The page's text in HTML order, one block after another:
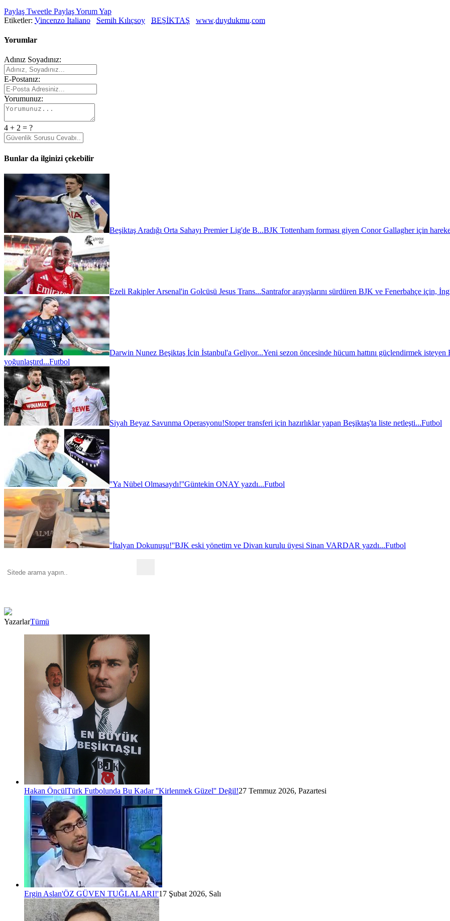
Paylaş Tweetle PaylaşYorum Yap
Etiketler: Vincenzo Italiano Semih Kılıçsoy BEŞİKTAŞ www.duydukmu.com
Yorumlar
Adınız Soyadınız:
E-Postanız:
Yorumunuz:
4 + 2 = ?
Bunlar da ilginizi çekebilir
Beşiktaş Aradığı Orta Sahayı Premier Lig'de B...BJK Tottenham forması giyen Conor Gallagher için
Ezeli Rakipler Arsenal'in Golcüsü Jesus Trans...Santrafor arayışlarını sürdüren BJK ve Fenerbahçe için,
Darwin Nunez Beşiktaş İçin İstanbul'a Geliyor...Yeni sezon öncesinde hücum hattını güçlendirmek
yoğunlaştırd...Futbol
Siyah Beyaz Savunma Operasyonu!Stoper transferi için hazırlıklar yapan Beşiktaş'ta liste netleşti...Futbol
''Ya Nübel Olmasaydı!''Güntekin ONAY yazdı...Futbol
''İtalyan Dokunuşu!''BJK eski yönetim ve Divan kurulu üyesi Sinan VARDAR yazdı...Futbol
YazarlarTümü
Hakan ÖncülTürk Futbolunda Bu Kadar ''Kirlenmek Güzel'' Değil!27 Temmuz 2026, Pazartesi
Ergin Aslan'ÖZ GÜVEN TUĞLALARI!'17 Şubat 2026, Salı